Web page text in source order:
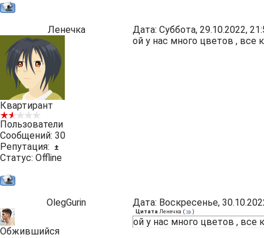
Ленечка Дата: Суббота, 29.10.2022,
Квартирант
Пользователи
Сообщений: 30
Репутация:
±
Статус: Offline
ой у нас много цветов , все
OlegGurin Дата: Воскресенье,
Обжившийся
Цитата Ленечка ( )
ой у нас много цветов , все